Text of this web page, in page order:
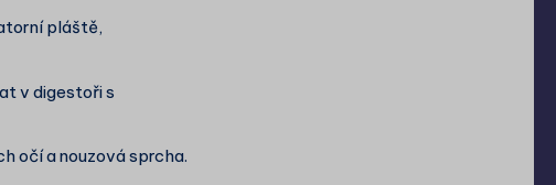
pláště,
v digestoři s
očí a nouzová sprcha.